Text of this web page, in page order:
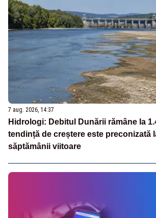
7 aug. 2026, 14:37
Hidrologi: Debitul Dunării rămâne la
tendință de creștere este preconizată
săptămânii viitoare